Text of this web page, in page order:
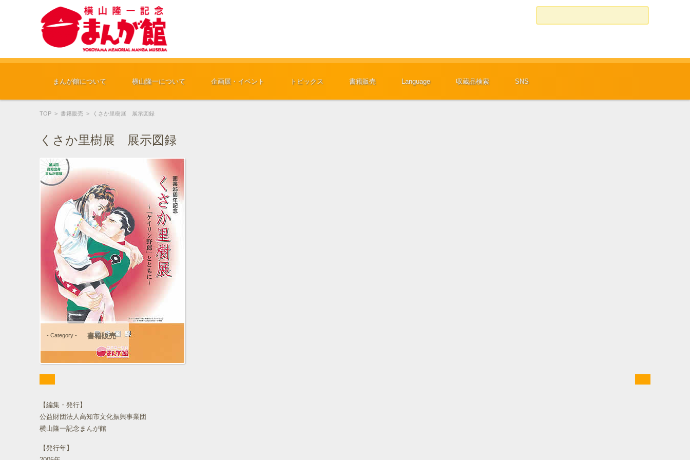
検索:
コンテンツに移動
まんが館について 横山隆一について 企画展・イベント トピックス 書籍販売 Language 収蔵品検索 SNS
TOP > 書籍販売 > くさか里樹展 展示図録
くさか里樹展 展示図録
- Category - 書籍販売
【編集・発行】
公益財団法人高知市文化振興事業団
横山隆一記念まんが館
【発行年】